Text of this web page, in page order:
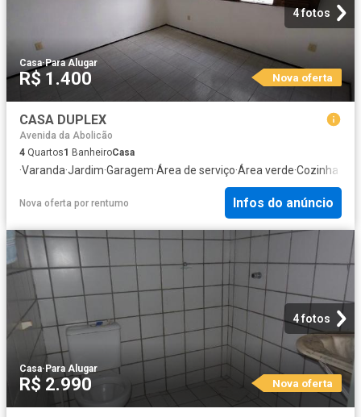
4 fotos
Casa·Para Alugar
R$ 1.400 Nova oferta
CASA DUPLEX
Avenida da Abolicão
4 Quartos1 BanheiroCasa
·Varanda·Jardim·Garagem·Área de serviço·Área verde·Cozinha
Nova oferta por rentumo Infos do anúncio
4 fotos
Casa· Para Alugar
R$ 2.990 Nova oferta